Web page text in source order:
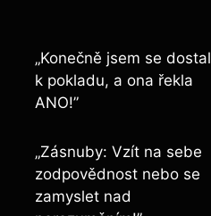
„Konečně jsem se dostal
k pokladu, a ona řekla
ANO!”
„Zásnuby: Vzít na sebe
zodpovědnost nebo se
zamyslet nad